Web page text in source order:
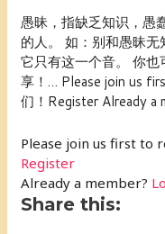
愚昧，指缺乏知识，愚
的人。 如：别和愚昧无
它只有这一个音。 你也
享！… Please join us
们！Register Already a
Please join us first to
Register
Already a member?
Share this: